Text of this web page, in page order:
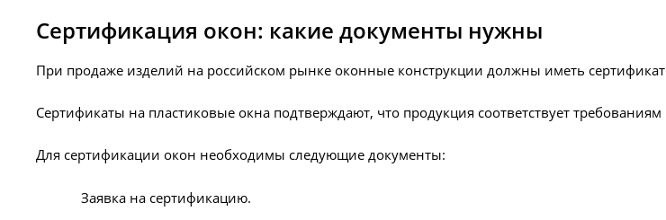
Сертификация окон: какие документы нужны
При продаже изделий на российском рынке оконные конструкции должны иметь
Сертификаты на пластиковые окна подтверждают, что продукция соответствует
Для сертификации окон необходимы следующие документы:
Заявка на сертификацию.